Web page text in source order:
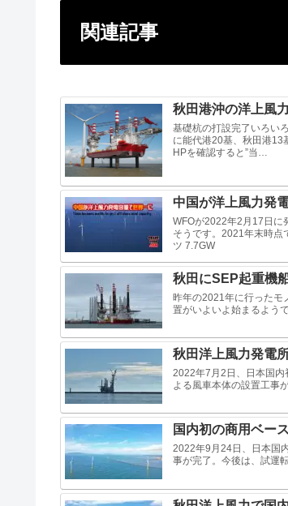
関連記事
秋田港沖の洋上風
基礎杭の打設完了いろい
に能代港20基、秋田港13
HPを確認すると”当…
中国が洋上風力発
WFOが2022年2月17日に
そうです。2021年末時点
ツ 7.7GW
秋田にSEP起重機
昨年の2021年に行ったモ
置がいよいよ始まるよう
秋田洋上風力発電
2022年7月2日、日本国内
よる風車本体の設置工事
国内初の商用ベー
2022年9月24日、日本国
事が完了。今後は、試運